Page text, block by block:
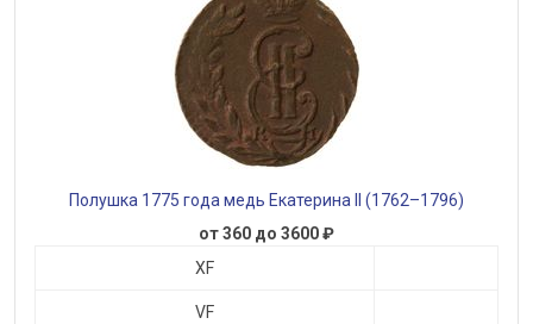
Полушка 1775 года медь Екатерина II (1762–1796)
от 360 до 3600 ₽
XF
VF